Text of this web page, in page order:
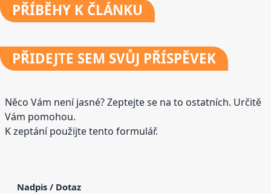
PŘÍBĚHY K ČLÁNKU
PŘIDEJTE SEM SVŮJ PŘÍSPĚVEK
Něco Vám není jasné? Zeptejte se na to ostatních. Určitě
Vám pomohou.
K zeptání použijte tento formulář.
Nadpis / Dotaz